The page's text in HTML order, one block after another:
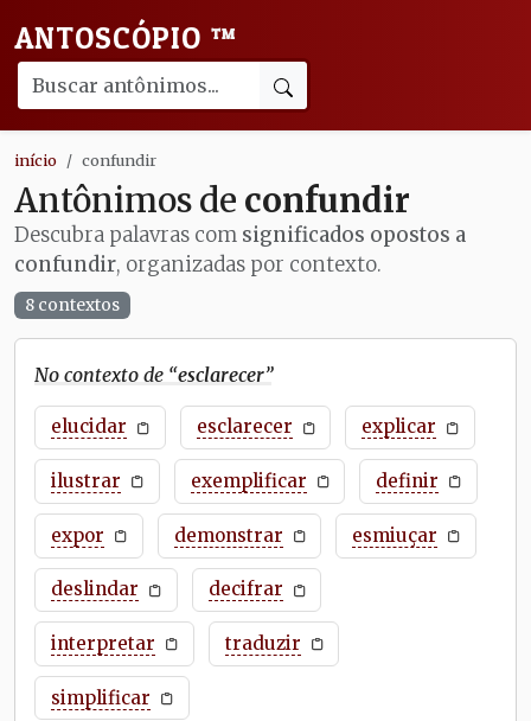
ANTOSCÓPIO ™
início confundir
Antônimos de confundir
Descubra palavras com significados opostos a
confundir, organizadas por contexto.
8 contextos
No contexto de “esclarecer”
elucidar esclarecer explicar
ilustrar exemplificar definir
expor demonstrar esmiuçar
deslindar decifrar
interpretar traduzir
simplificar